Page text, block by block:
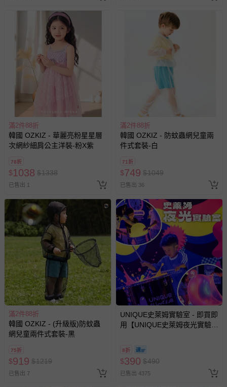
會主動以簡訊及mail通知訂單取消事宜，並將提供適當補
滿2件88折
韓國 OZKIZ - 華麗亮粉星星層
次網紗細肩公主洋裝-粉X紫
78折
$1038 $1338
已售出 1
滿2件88折
韓國 OZKIZ - 防蚊蟲網兒童兩
件式套裝-白
71折
$749 $1049
已售出 36
滿2件88折
韓國 OZKIZ - (升級版)防蚊蟲
網兒童兩件式套裝-黑
75折
$919 $1219
已售出 7
UNIQUE史萊姆實驗室 - 即買即
用【UNIQUE史萊姆夜光實驗室
訂單編號兌換，逾期作廢) (大
人小孩均一價(3歲以上需購票))
8折
$390 $490
已售出 4375